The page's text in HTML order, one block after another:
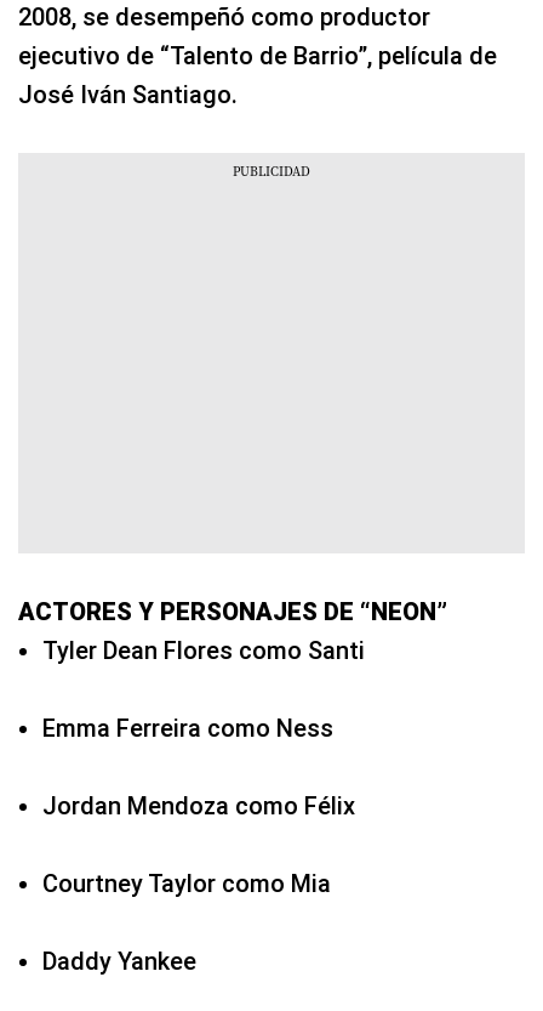
2008, se desempeñó como productor
ejecutivo de “Talento de Barrio”, película de
José Iván Santiago.
ACTORES Y PERSONAJES DE “NEON”
Tyler Dean Flores como Santi
Emma Ferreira como Ness
Jordan Mendoza como Félix
Courtney Taylor como Mia
Daddy Yankee